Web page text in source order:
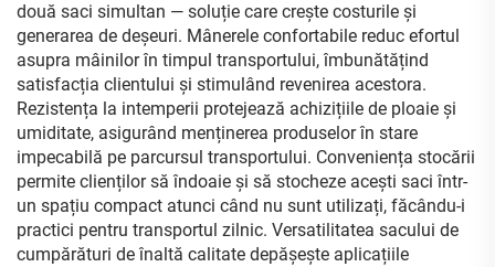
două saci simultan — soluție care crește costurile și
generarea de deșeuri. Mânerele confortabile reduc efortul
asupra mâinilor în timpul transportului, îmbunătățind
satisfacția clientului și stimulând revenirea acestora.
Rezistența la intemperii protejează achizițiile de ploaie și
umiditate, asigurând menținerea produselor în stare
impecabilă pe parcursul transportului. Conveniența stocării
permite clienților să îndoaie și să stocheze acești saci într-
un spațiu compact atunci când nu sunt utilizați, făcându-i
practici pentru transportul zilnic. Versatilitatea sacului de
cumpărături de înaltă calitate depășește aplicațiile